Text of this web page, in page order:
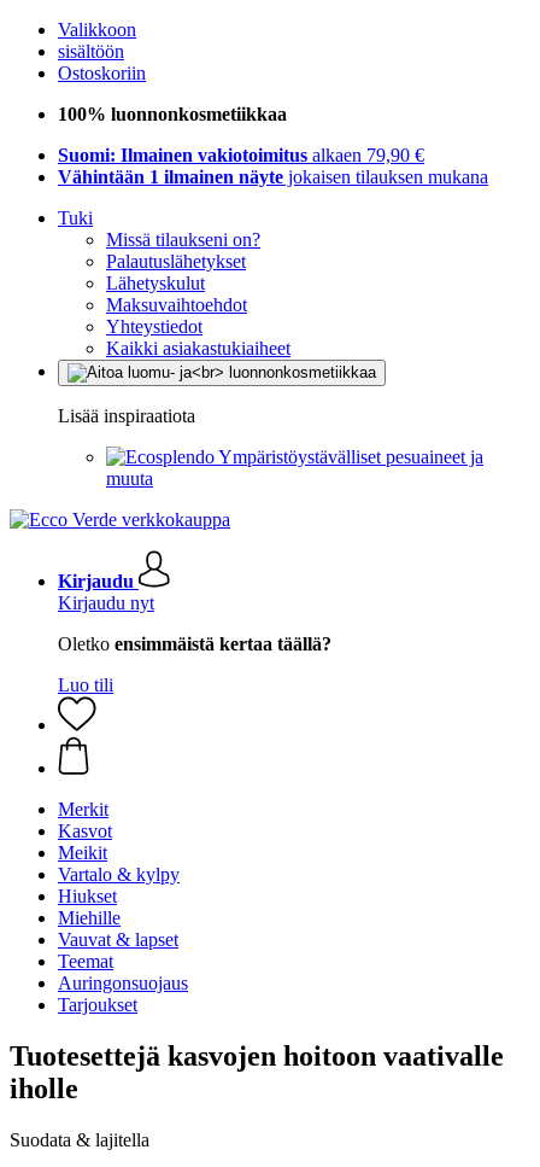
Valikkoon
sisältöön
Ostoskoriin
100% luonnonkosmetiikkaa
Suomi: Ilmainen vakiotoimitus alkaen 79,90 €
Vähintään 1 ilmainen näyte jokaisen tilauksen mukana
Tuki
Missä tilaukseni on?
Palautuslähetykset
Lähetyskulut
Maksuvaihtoehdot
Yhteystiedot
Kaikki asiakastukiaiheet
Lisää inspiraatiota
Ympäristöystävälliset pesuaineet ja
muuta
Kirjaudu
Kirjaudu nyt
Oletko ensimmäistä kertaa täällä?
Luo tili
Merkit
Kasvot
Meikit
Vartalo & kylpy
Hiukset
Miehille
Vauvat & lapset
Teemat
Auringonsuojaus
Tarjoukset
Tuotesettejä kasvojen hoitoon vaativalle
iholle
Suodata & lajitella